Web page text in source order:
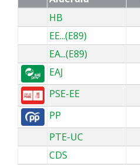
HB
EE...(E89)
EA...(E89)
EAJ
PSE-EE
PP
PTE-UC
CDS